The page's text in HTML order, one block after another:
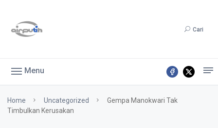
Cari
Menu
Home Uncategorized
Gempa Manokwari Tak
Timbulkan Kerusakan